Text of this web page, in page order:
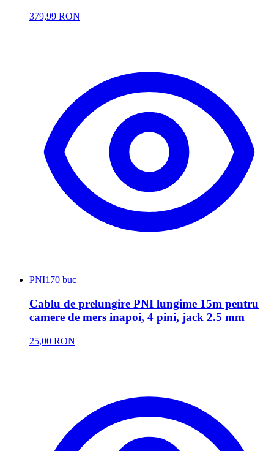
379,99 RON
PNI170 buc
Cablu de prelungire PNI lungime 15m pentru
camere de mers inapoi, 4 pini, jack 2.5 mm
25,00 RON